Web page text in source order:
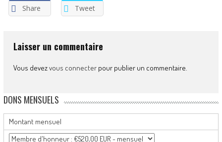
Share Tweet
Laisser un commentaire
Vous devezvous connecterpour publier un commentaire.
DONS MENSUELS
Montant mensuel